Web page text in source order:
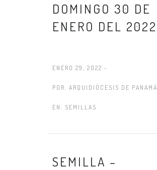
DOMINGO 30 DE
ENERO DEL 2022
ENERO 29, 2022 -
POR: ARQUIDIÓCESIS DE PANAMÁ
EN: SEMILLAS
SEMILLA –